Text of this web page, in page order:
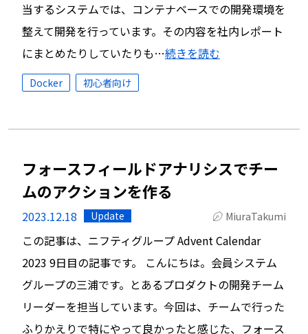
当するシステムでは、コンテナベースでの開発環境を
整えて開発を行っています。その内容を社内レポート
にまとめたりしていたりも…続きを読む
Docker 初心者向け
フォースフィールドアナリシスでチー
ムのアクションを作る
2023.12.18 Update MiuraTakumi
この記事は、ニフティグループ Advent Calendar
2023 9日目の記事です。 こんにちは。会員システム
グループの三浦です。とあるプロダクトの開発チーム
リーダーを担当しています。今回は、チームで行った
ふりかえりで特にやって良かったと感じた、フォース